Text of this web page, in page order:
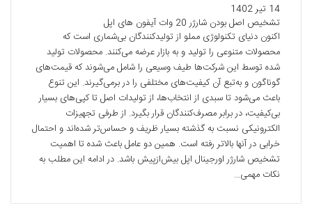
14 تیر 1402
تشخیص اصل بودن شارژر 20 وات آیفون های اپل
اکنون دنیای تکنولوژی مملو از تولیدکنندگان بی‌شماری است که
محصولات متنوعی را تولید و به بازار عرضه می­‌کنند. محصولات تولید
شده توسط این شرکت‌­ها طیف وسیعی را شامل می­‌شوند که قیمت‌­های
گوناگون و به‌تبع آن کیفیت­‌های مختلفی را در برمی­‌گیرند. این تنوع
باعث می‌­شود تا سبدی از انتخاب‌­ها، از تولیدات اصل تا کپی‌­های بسیار
بی‌کیفیت، در برابر مصرف‌کنندگان قرار بگیرد. از طرفی تجهیزات
الکترونیکی نسبت به گذشته بسیار ظریف و حساس­‌تر شده‌­اند و احتمال
خرابی در آن­ها بالاتر رفته است. همین دو عامل باعث شده تا اهمیت
تشخیص شارژر اورجینال اپل بیش‌ازپیش باشد. در ادامه این مطلب به
نکات مهمی…